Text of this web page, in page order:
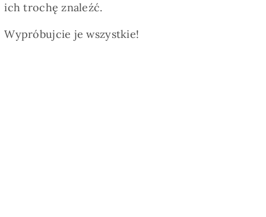
ich trochę znaleźć.
Wypróbujcie je wszystkie!